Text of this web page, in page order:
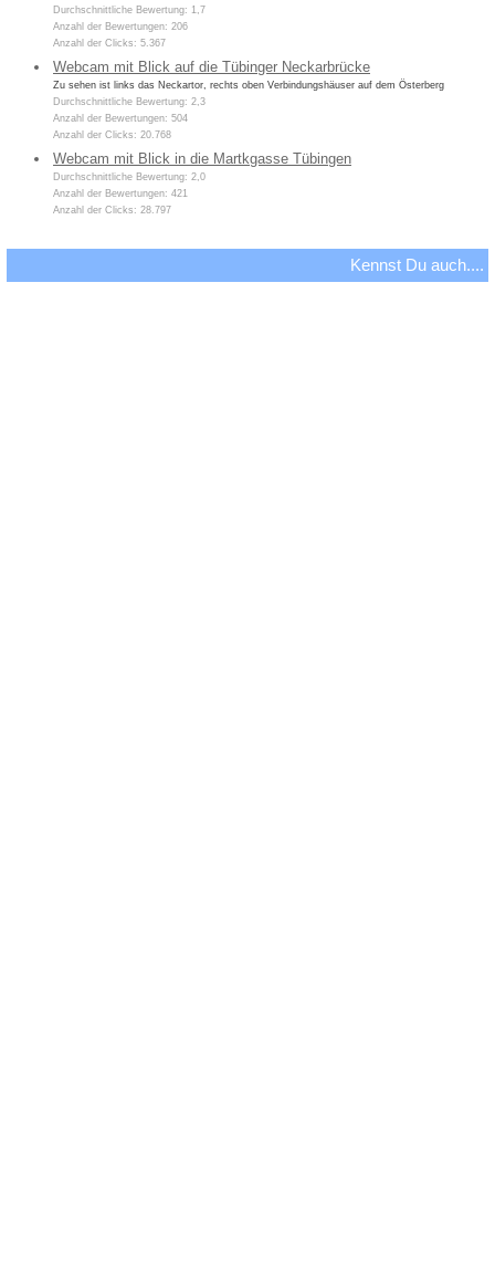
Durchschnittliche Bewertung: 1,7
Anzahl der Bewertungen: 206
Anzahl der Clicks: 5.367
Webcam mit Blick auf die Tübinger Neckarbrücke
Zu sehen ist links das Neckartor, rechts oben Verbindungshäuser auf dem Österberg
Durchschnittliche Bewertung: 2,3
Anzahl der Bewertungen: 504
Anzahl der Clicks: 20.768
Webcam mit Blick in die Martkgasse Tübingen
Durchschnittliche Bewertung: 2,0
Anzahl der Bewertungen: 421
Anzahl der Clicks: 28.797
Kennst Du auch....